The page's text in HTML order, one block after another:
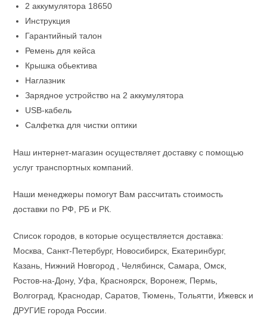
2 аккумулятора 18650
Инструкция
Гарантийный талон
Ремень для кейса
Крышка обьектива
Наглазник
Зарядное устройство на 2 аккумулятора
USB-кабель
Салфетка для чистки оптики
Наш интернет-магазин осуществляет доставку с помощью
услуг транспортных компаний.
Наши менеджеры помогут Вам рассчитать стоимость
доставки по РФ, РБ и РК.
Список городов, в которые осуществляется доставка:
Москва, Санкт-Петербург, Новосибирск, Екатеринбург,
Казань, Нижний Новгород , Челябинск, Самара, Омск,
Ростов-на-Дону, Уфа, Красноярск, Воронеж, Пермь,
Волгоград, Краснодар, Саратов, Тюмень, Тольятти, Ижевск и
ДРУГИЕ города России.